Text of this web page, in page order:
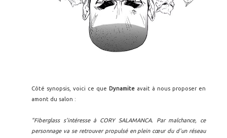
Côté synopsis, voici ce que Dynamite avait à nous proposer en
amont du salon :
"Fiberglass s'intéresse à CORY SALAMANCA. Par malchance, ce
personnage va se retrouver propulsé en plein cœur du d'un réseau